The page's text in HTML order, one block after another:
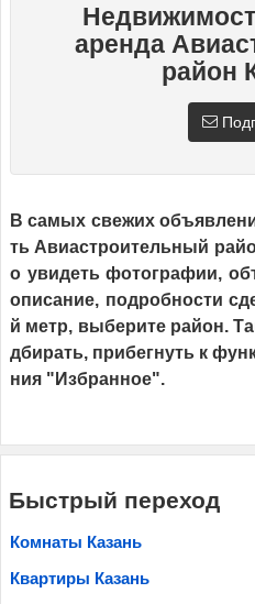
аренда
район
В самых свежих
ть Авиастроительный
о увидеть фотографии,
описание, подробности
й метр, выберите район.
дбирать, прибегнуть к
ния "Избранное".
Быстрый переход
Комнаты Казань
Квартиры Казань